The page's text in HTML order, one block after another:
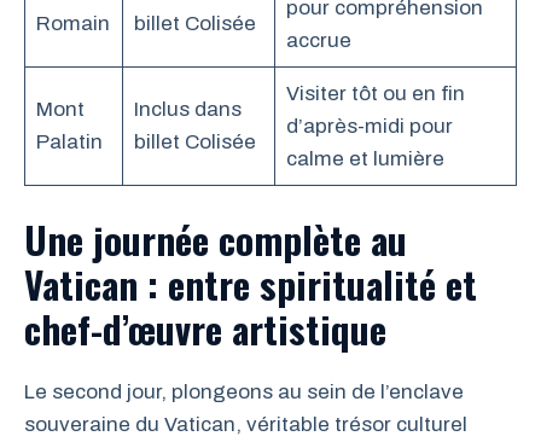
Romain
billet Colisée
pour compréhension
accrue
Mont
Palatin
Inclus dans
billet Colisée
Visiter tôt ou en fin
d’après-midi pour
calme et lumière
Une journée complète au
Vatican : entre spiritualité et
chef-d’œuvre artistique
Le second jour, plongeons au sein de l’enclave
souveraine du Vatican, véritable trésor culturel